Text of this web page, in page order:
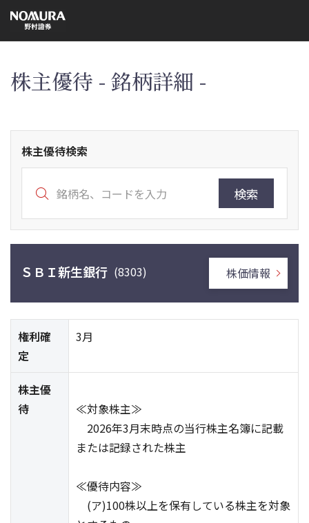
の
ー
株主優待 - 銘柄詳細 -
株主優待検索
検索
ＳＢＩ新生銀行 (8303) 株価情報
権利確
定
3月
株主優
待
≪対象株主≫
2026年3月末時点の当行株主名簿に記載
または記録された株主
≪優待内容≫
(ア)100株以上を保有している株主を対象